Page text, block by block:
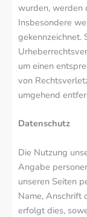
wurden, werden
Insbesondere
gekennzeichnet.
um einen
von
umgehend
Datenschutz
Die Nutzung
Angabe
unseren Seiten
Name, Anschrift
erfolgt dies,